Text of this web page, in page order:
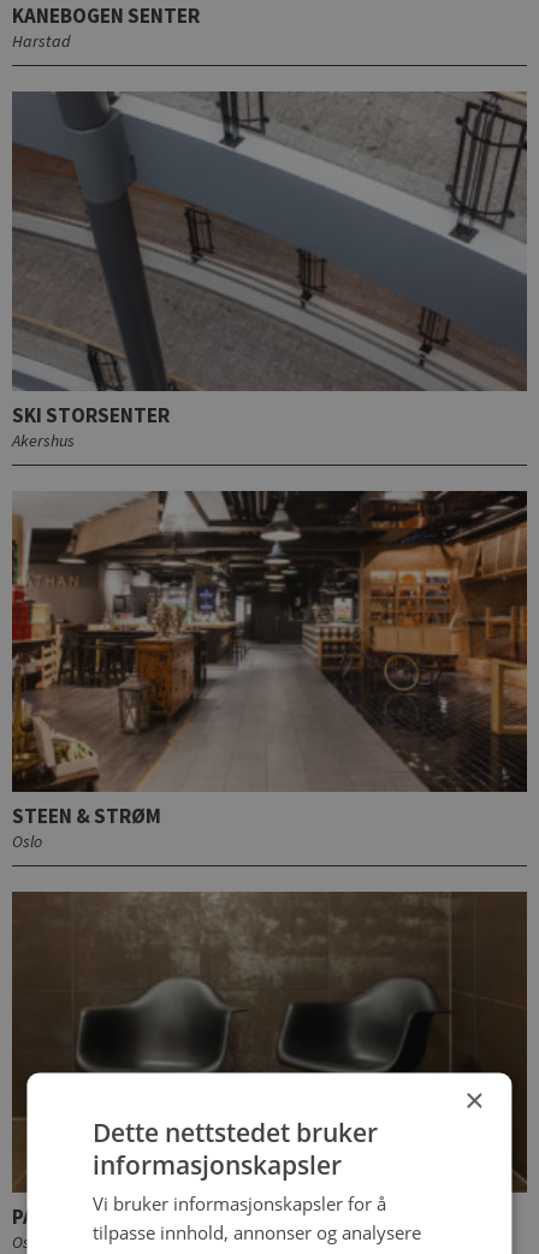
KANEBOGEN SENTER
Harstad
SKI STORSENTER
Akershus
STEEN & STRØM
Oslo
PALEET
Oslo
×
Dette nettstedet bruker
informasjonskapsler
Vi bruker informasjonskapsler for å
tilpasse innhold, annonser og analysere